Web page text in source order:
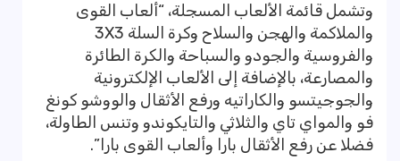
وتشمل قائمة الألعاب المسجلة، “ألعاب القوى
والملاكمة والهجن والسلاح وكرة السلة 3X3
والفروسية والجودو والسباحة والكرة الطائرة
والمصارعة، بالإضافة إلى الألعاب الإلكترونية
والجوجيتسو والكاراتيه ورفع الأثقال والووشو كونغ
فو والمواي تاي والثلاثي والتايكوندو وتنس الطاولة،
فضلا عن رفع الأثقال بارا وألعاب القوى بارا”.